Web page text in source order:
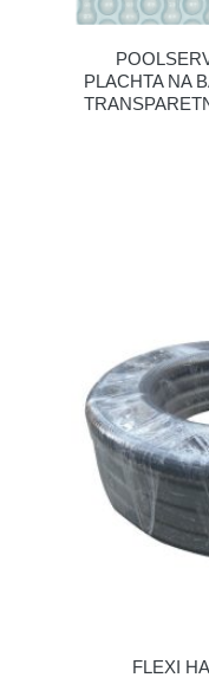
PLACHTA NA
FLEXI